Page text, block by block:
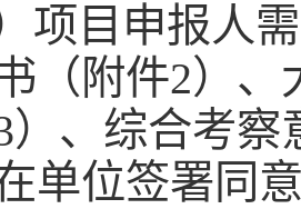
）项目申报人
（附件2）
3）、综合考
单位签署同